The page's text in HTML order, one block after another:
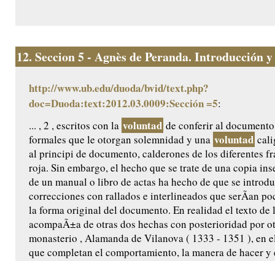
12. Seccion 5 - Agnès de Peranda. Introducción
http://www.ub.edu/duoda/bvid/text.php?
doc=Duoda:text:2012.03.0009:Sección =5:
... , 2 , escritos con la voluntad de conferir al
formales que le otorgan solemnidad y una voluntad
al principi de documento, calderones de los diferentes
roja. Sin embargo, el hecho que se trate de una copia
de un manual o libro de actas ha hecho de que se
correcciones con rallados e interlineados que serÃ­an
la forma original del documento. En realidad el texto de
acompaÃ±a de otras dos hechas con posterioridad por
monasterio , Alamanda de Vilanova ( 1333 - 1351 ), en
que completan el comportamiento, la manera de hacer